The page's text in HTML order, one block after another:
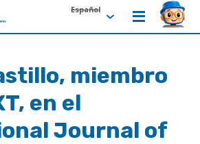
Español
miembro
en el
Journal of